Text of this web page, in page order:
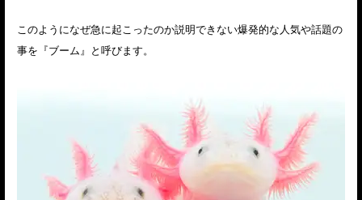
このようになぜ急に起こったのか説明できない爆発的な人気や話題の
事を『ブーム』と呼びます。